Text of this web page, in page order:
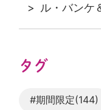
ル・バンケ
タグ
#期間限定(144)